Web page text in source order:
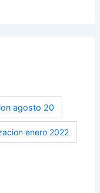
agosto 20
enero 2022